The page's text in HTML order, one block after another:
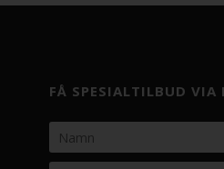
FÅ SPESIALTILBUD VIA